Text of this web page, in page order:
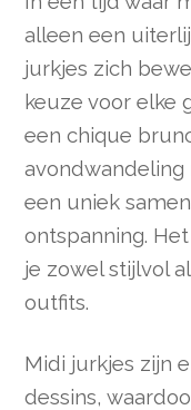
alleen een
jurkjes zich
keuze voor elke
een chique
een uniek
ontspanning.
je zowel stijlvol
outfits.
Midi jurkjes zijn
dessins,